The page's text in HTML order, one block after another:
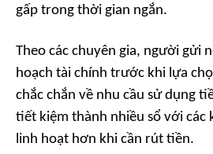
gấp trong thời gian ngắn.
Theo các chuyên gia, người gửi
hoạch tài chính trước khi lựa
chắc chắn về nhu cầu sử dụng
tiết kiệm thành nhiều sổ với các
linh hoạt hơn khi cần rút tiền.